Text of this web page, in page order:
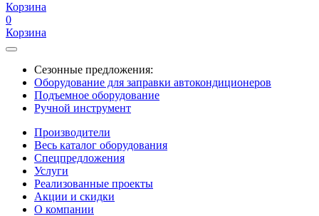
Корзина
0
Корзина
Сезонные предложения:
Оборудование для заправки автокондиционеров
Подъемное оборудование
Ручной инструмент
Производители
Весь каталог оборудования
Спецпредложения
Услуги
Реализованные проекты
Акции и скидки
О компании